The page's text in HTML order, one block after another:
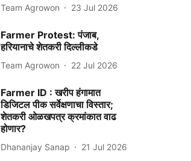
Team Agrowon 23 Jul 2026
Farmer Protest: पंजाब,
हरियानाचे शेतकरी दिल्लीकडे
Team Agrowon 22 Jul 2026
Farmer ID : खरीप हंगामात
डिजिटल पीक सर्वेक्षणाचा विस्तार;
शेतकरी ओळखपत्र क्रमांकात वाढ
होणार?
Dhananjay Sanap 21 Jul 2026